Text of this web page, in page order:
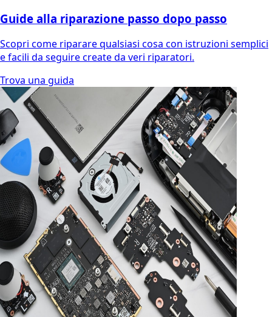
Guide alla riparazione passo dopo passo
Scopri come riparare qualsiasi cosa con istruzioni semplici
e facili da seguire create da veri riparatori.
Trova una guida